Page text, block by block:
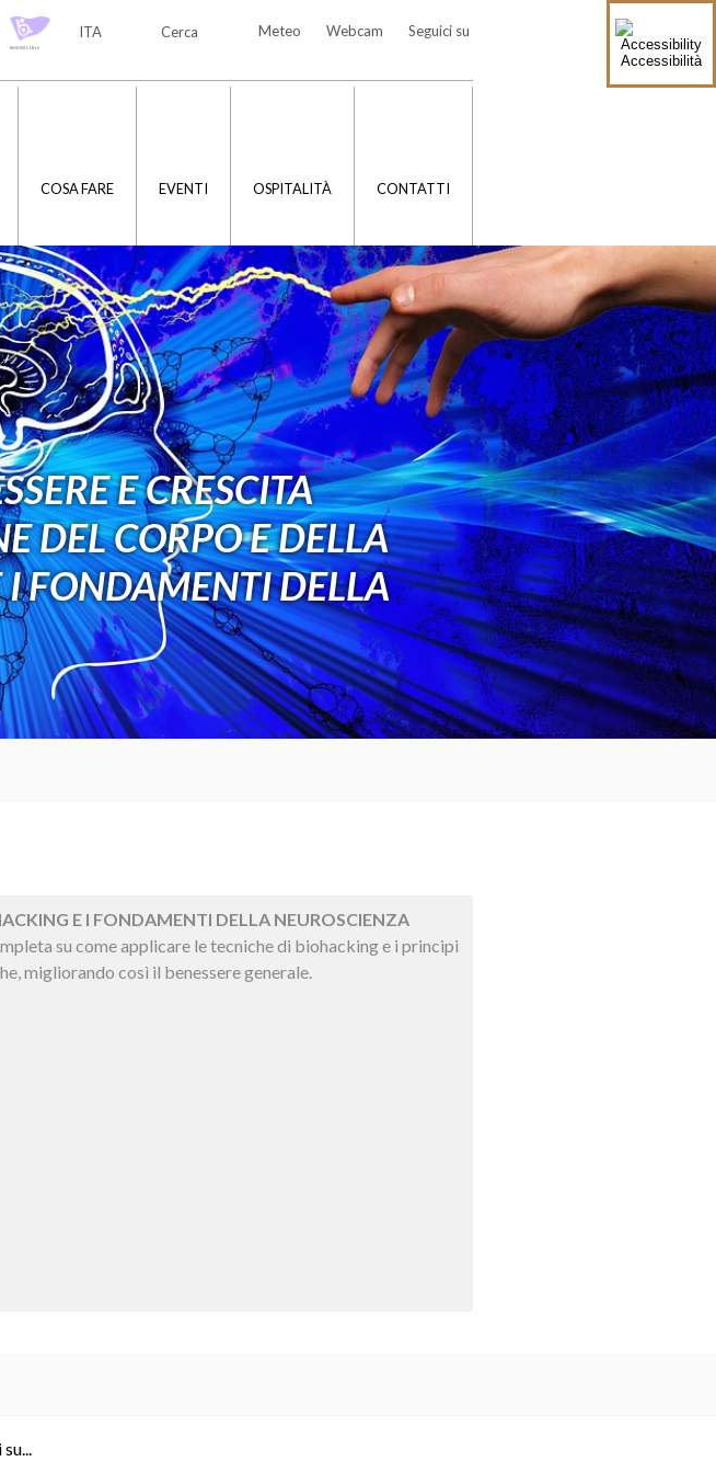
Accessibilità
Seguici su
Webcam
Meteo
Cerca
ITA
COSA FARE EVENTI OSPITALITÀ CONTATTI
E CRESCITA
DEL CORPO E DELLA
FONDAMENTI DELLA
E I FONDAMENTI DELLA NEUROSCIENZA
su come applicare le tecniche di biohacking e i principi
migliorando così il benessere generale.